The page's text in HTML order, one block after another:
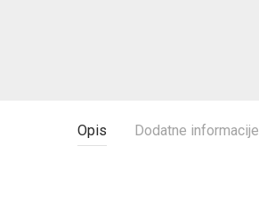
Opis Dodatne informacije